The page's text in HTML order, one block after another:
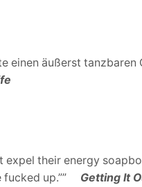
einen äußerst
expel their energy
up.””
Getting It